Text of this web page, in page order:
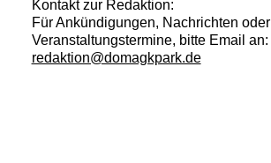
Kontakt zur Redaktion:
Für Ankündigungen, Nachrichten oder
Veranstaltungstermine, bitte Email an:
redaktion@domagkpark.de